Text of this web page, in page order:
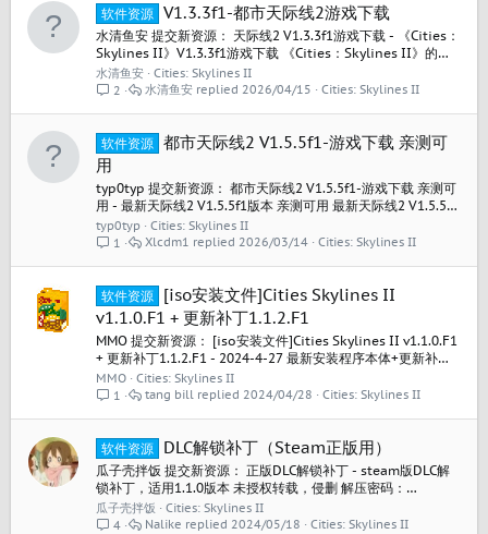
软件资源 V1.3.3f1-都市天际线2游戏下载
水清鱼安 提交新资源： 天际线2 V1.3.3f1游戏下载 - 《Cities：
Skylines II》V1.3.3f1游戏下载 《Cities：Skylines II》的
v1.3.3f1版本 包含游戏本体英文更新日志、更新日志翻译与总结
在一个资源站上下载的，宣称是中文豪华版+全DLC，由于找不
水清鱼安
Cities: Skylines II
2
Cities: Skylines II
2026/04/15
水清鱼安
软件资源
都市天际线2 V1.5.5f1-游戏下载 亲测可
用
typ0typ 提交新资源： 都市天际线2 V1.5.5f1-游戏下载 亲测可
用 - 最新天际线2 V1.5.5f1版本 亲测可用 最新天际线2 V1.5.5f1
版本 亲测可用 最新天际线2 V1.5.5f1版本 亲测可用 最新天际线
2 V1.5.5f1版本 亲测可用 最新天际线2 V1.5.5f1版本 亲测可用
typ0typ
Cities: Skylines II
1
Cities: Skylines II
2026/03/14
Xlcdm1
软件资源
[iso安装文件]Cities Skylines II
v1.1.0.F1 + 更新补丁1.1.2.F1
MMO 提交新资源： [iso安装文件]Cities Skylines II v1.1.0.F1
+ 更新补丁1.1.2.F1 - 2024-4-27 最新安装程序本体+更新补丁
根据大佬分享的链接，这边已经下载完，繁琐的下载过验证码
过程已经帮大家去除了 提取出以下： .ISO 安装程序 并且也附
MMO
Cities: Skylines II
1
Cities: Skylines II
2024/04/28
tang bill
软件资源 DLC解锁补丁（Steam正版用）
瓜子壳拌饭 提交新资源： 正版DLC解锁补丁 - steam版DLC解
锁补丁，适用1.1.0版本 未授权转载，侵删 解压密码：
juij.eu.org 使用方法： 运行压缩包自解压程序，解压文件 进入
文件夹 游戏目录Cities Skylines
瓜子壳拌饭
Cities: Skylines II
4
Cities: Skylines II
2024/05/18
Nalike